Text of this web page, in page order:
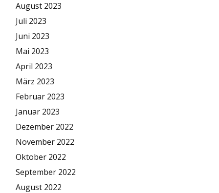
August 2023
Juli 2023
Juni 2023
Mai 2023
April 2023
März 2023
Februar 2023
Januar 2023
Dezember 2022
November 2022
Oktober 2022
September 2022
August 2022